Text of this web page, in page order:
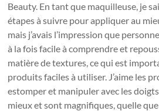
Beauty. En tant que maquilleuse, je
étapes à suivre pour appliquer au
mais j’avais l’impression que
à la fois facile à comprendre et
matière de textures, ce qui est
produits faciles à utiliser. J’aime les
estomper et manipuler avec les
mieux et sont magnifiques, quelle